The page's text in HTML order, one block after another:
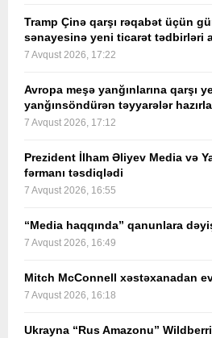
Tramp Çinə qarşı rəqabət üçün
sənayesinə yeni ticarət tədbirləri
7 Avqust 2026, 17:22
Avropa meşə yanğınlarına qarşı
yanğınsöndürən təyyarələr
7 Avqust 2026, 17:12
Prezident İlham Əliyev Media və
fərmanı təsdiqlədi
7 Avqust 2026, 16:55
“Media haqqında” qanunlara
7 Avqust 2026, 16:49
Mitch McConnell xəstəxanadan
7 Avqust 2026, 16:18
Ukrayna “Rus Amazonu”